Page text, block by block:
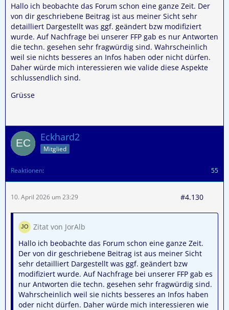
Hallo ich beobachte das Forum schon eine ganze Zeit. Der
von dir geschriebene Beitrag ist aus meiner Sicht sehr
detailliert Dargestellt was ggf. geändert bzw modifiziert
wurde. Auf Nachfrage bei unserer FFP gab es nur Antworten
die techn. gesehen sehr fragwürdig sind. Wahrscheinlich
weil sie nichts besseres an Infos haben oder nicht dürfen.
Daher würde mich interessieren wie valide diese Aspekte
schlussendlich sind.
Grüsse
Eckhard2
Mitglied
Reaktionen 55
10. April 2026 um 23:29 #4.130
Zitat von JorAlb
Hallo ich beobachte das Forum schon eine ganze Zeit.
Der von dir geschriebene Beitrag ist aus meiner Sicht
sehr detailliert Dargestellt was ggf. geändert bzw
modifiziert wurde. Auf Nachfrage bei unserer FFP gab es
nur Antworten die techn. gesehen sehr fragwürdig sind.
Wahrscheinlich weil sie nichts besseres an Infos haben
oder nicht dürfen. Daher würde mich interessieren wie